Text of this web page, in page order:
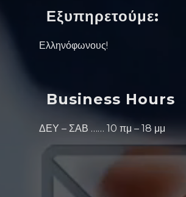
Εξυπηρετούμε:
Ελληνόφωνους!
Business Hours
ΔΕΥ – ΣΑΒ …… 10 πμ – 18 μμ